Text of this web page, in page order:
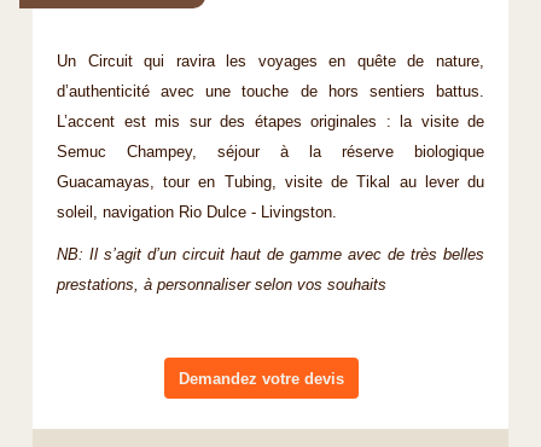
Un Circuit qui ravira les voyages en quête de nature,
d’authenticité avec une touche de hors sentiers battus.
L’accent est mis sur des étapes originales : la visite de
Semuc Champey, séjour à la réserve biologique
Guacamayas, tour en Tubing, visite de Tikal au lever du
soleil, navigation Rio Dulce - Livingston.
NB: Il s’agit d’un circuit haut de gamme avec de très belles
prestations, à personnaliser selon vos souhaits
Demandez votre devis